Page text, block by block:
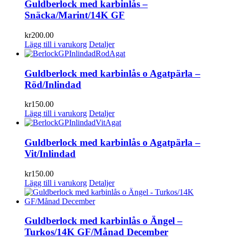
Guldberlock med karbinlås –
Snäcka/Marint/14K GF
kr200.00
Lägg till i varukorg Detaljer
Guldberlock med karbinlås o Agatpärla –
Röd/Inlindad
kr150.00
Lägg till i varukorg Detaljer
Guldberlock med karbinlås o Agatpärla –
Vit/Inlindad
kr150.00
Lägg till i varukorg Detaljer
Guldberlock med karbinlås o Ängel –
Turkos/14K GF/Månad December